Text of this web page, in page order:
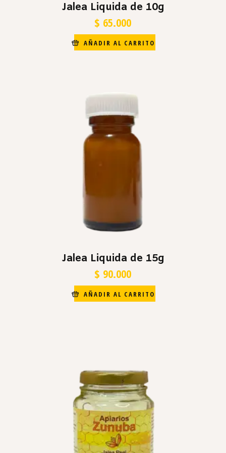
Jalea Liquida de 10g
$ 65.000
AÑADIR AL CARRITO
Jalea Liquida de 15g
$ 90.000
AÑADIR AL CARRITO